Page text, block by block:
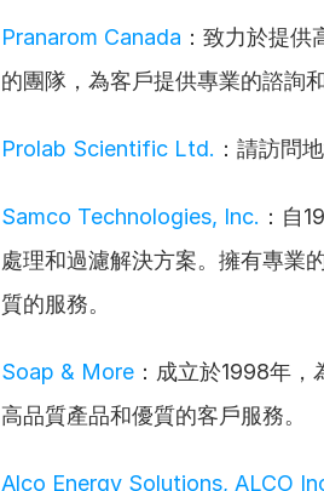
Pranarom Canada ：致力於提
的團隊，為客戶提供專業的諮詢和
Prolab Scientific Ltd. ：請訪問
Samco Technologies, Inc. ：自
處理和過濾解決方案。擁有專業
質的服務。
Soap & More ：成立於1998年
高品質產品和優質的客戶服務。
Alco Energy Solutions, ALCO